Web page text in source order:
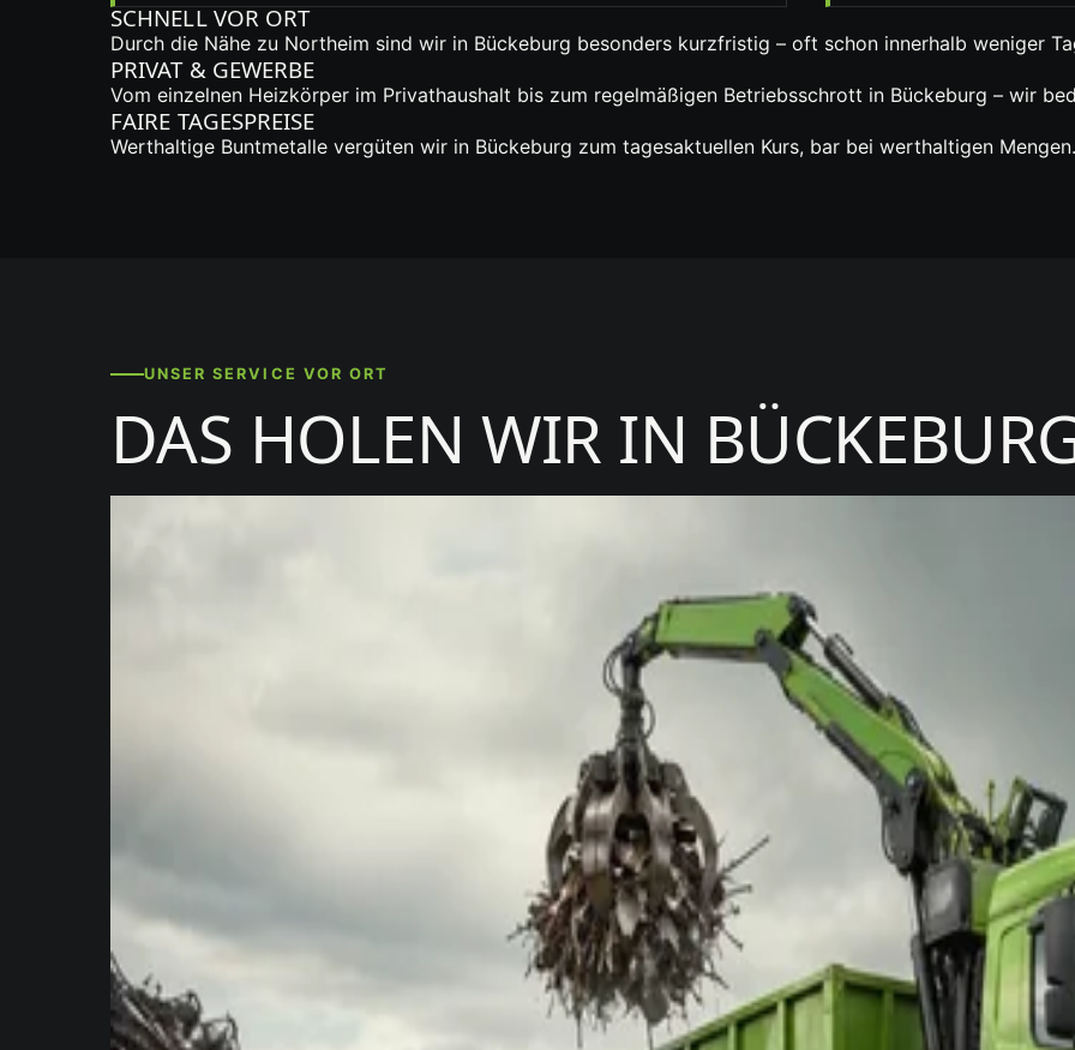
SCHNELL VOR ORT
Durch die Nähe zu Northeim sind wir in Bückeburg besonders kurzfristig – oft schon innerhalb weniger
PRIVAT & GEWERBE
Vom einzelnen Heizkörper im Privathaushalt bis zum regelmäßigen Betriebsschrott in Bückeburg – wir
FAIRE TAGESPREISE
Werthaltige Buntmetalle vergüten wir in Bückeburg zum tagesaktuellen Kurs, bar bei werthaltigen Mengen.
UNSER SERVICE VOR ORT
DAS HOLEN WIR IN